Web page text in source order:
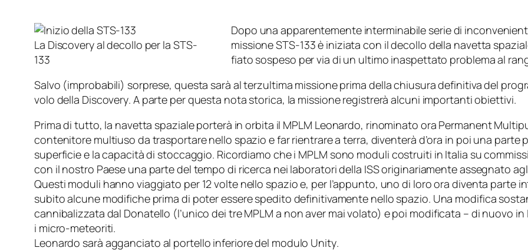
La Discovery al decollo per la STS-
133
Dopo una apparentemente interminabile serie di
missione STS-133 è iniziata con il decollo della navetta
fiato sospeso per via di un ultimo inaspettato problema al
Salvo (improbabili) sorprese, questa sarà al terzultima missione prima della chiusura definitiva del
volo della Discovery. A parte per questa nota storica, la missione registrerà alcuni importanti obiettivi.
Prima di tutto, la navetta spaziale porterà in orbita il MPLM Leonardo, rinominato ora Permanent
contenitore multiuso da trasportare nello spazio e far rientrare a terra, diventerà d’ora in poi una parte
superficie e la capacità di stoccaggio. Ricordiamo che i MPLM sono moduli costruiti in Italia su
con il nostro Paese una parte del tempo di ricerca nei laboratori della ISS originariamente assegnato
Questi moduli hanno viaggiato per 12 volte nello spazio e, per l’appunto, uno di loro ora diventa parte
subito alcune modifiche prima di poter essere spedito definitivamente nello spazio. Una modifica
cannibalizzata dal Donatello (l’unico dei tre MPLM a non aver mai volato) e poi modificata – di nuovo
i micro-meteoriti.
Leonardo sarà agganciato al portello inferiore del modulo Unity.